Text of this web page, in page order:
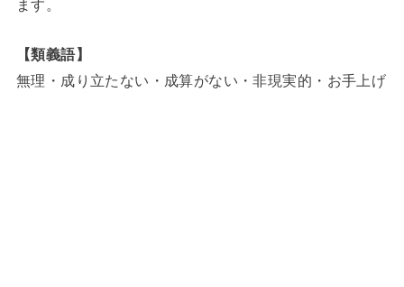
ます。
【類義語】
無理・成り立たない・成算がない・非現実的・お手上げ